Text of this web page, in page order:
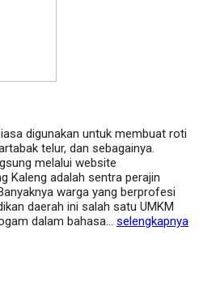
digunakan untuk membuat roti
telur, dan sebagainya.
melalui website
Kaleng adalah sentra perajin
warga yang berprofesi
daerah ini salah satu UMKM
dalam bahasa… selengkapnya